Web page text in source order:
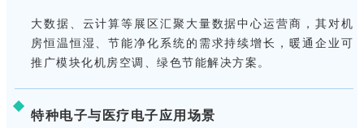
大数据、云计算等展区汇聚大量数据中心运营商，其对机
房恒温恒湿、节能净化系统的需求持续增长，暖通企业可
推广模块化机房空调、绿色节能解决方案。
特种电子与医疗电子应用场景